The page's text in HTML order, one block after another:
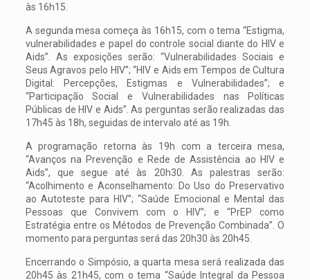
às 16h15.
A segunda mesa começa às 16h15, com o tema “Estigma,
vulnerabilidades e papel do controle social diante do HIV e
Aids”. As exposições serão: “Vulnerabilidades Sociais e
Seus Agravos pelo HIV”; “HIV e Aids em Tempos de Cultura
Digital: Percepções, Estigmas e Vulnerabilidades”; e
“Participação Social e Vulnerabilidades nas Políticas
Públicas de HIV e Aids”. As perguntas serão realizadas das
17h45 às 18h, seguidas de intervalo até as 19h.
A programação retorna às 19h com a terceira mesa,
“Avanços na Prevenção e Rede de Assistência ao HIV e
Aids”, que segue até às 20h30. As palestras serão:
“Acolhimento e Aconselhamento: Do Uso do Preservativo
ao Autoteste para HIV”; “Saúde Emocional e Mental das
Pessoas que Convivem com o HIV”; e “PrEP como
Estratégia entre os Métodos de Prevenção Combinada”. O
momento para perguntas será das 20h30 às 20h45.
Encerrando o Simpósio, a quarta mesa será realizada das
20h45 às 21h45, com o tema “Saúde Integral da Pessoa